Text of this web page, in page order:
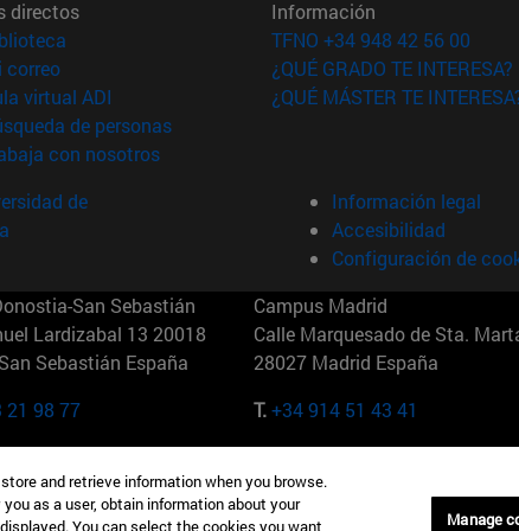
directos
(abre en nueva ventana)
correo(abre en nueva ventana)
virtual ADI (abre en nueva ventana)
de personas(abre en nueva ventana)
con nosotros(abre en nueva ventana)
Información
TFNO +34 948 42 56 00
¿QUÉ GRADO TE INTERESA?
¿QUÉ MÁSTER TE
de
Información legal
Accesibilidad
Configuración de
San Sebastián
Lardizabal 13 20018
Sebastián España
21 98 77
Campus Madrid
Calle Marquesado de Sta.
28027 Madrid España
T.+34 914 51 43 41
St 10019-2201 Nueva York Maria-Theresia-Straße 15
Múnich Alemania
and retrieve information when you browse.
as a user, obtain information about your
You can select the cookies you want
Manage